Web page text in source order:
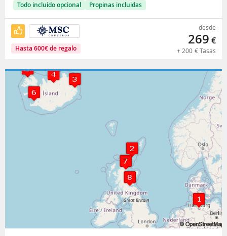
Todo incluido opcional
Propinas incluidas
Hasta 600€de regalo
desde
269 €
+ 200 €Tasas